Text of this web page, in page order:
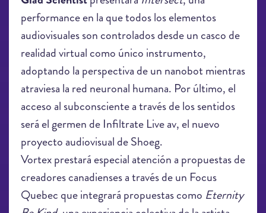
performance en la que todos los elementos
audiovisuales son controlados desde un casco de
realidad virtual como único instrumento,
adoptando la perspectiva de un nanobot mientras
atraviesa la red neuronal humana. Por último, el
acceso al subconsciente a través de los sentidos
será el germen de Infiltrate Live av, el nuevo
proyecto audiovisual de Shoeg.
recsund - TUNER V1.0
Vortex prestará especial atención a propuestas de
creadores canadienses a través de un Focus
Quebec que integrará propuestas como Eternity